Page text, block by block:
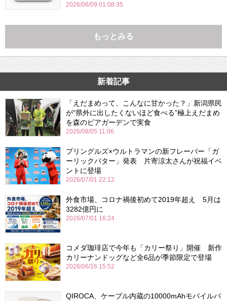
2026/06/09 01:08:35
もっとみる
新着記事
「えだまめって、こんなに甘かった？」新潟県民
が“県外に出したくないほど食べる”極上えだまめ
を森のビアガーデンで実食
2026/08/05 11:06
プリングルズ×ウルトラマンの新フレーバー「ガ
ーリックバター」発表 片寄涼太さんが祝福イベ
ントに登場
2026/07/01 22:12
外食市場、コロナ禍後初めて2019年超え 5月は
3282億円に
2026/07/01 16:24
コメダ珈琲店で今年も「カリー祭り」開催 新作
カリーナンドッグなど全6品が季節限定で登場
2026/06/16 15:52
QIROCA、ケーブル内蔵の10000mAhモバイルバ